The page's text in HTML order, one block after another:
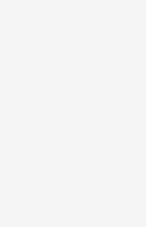
kapama bileklik